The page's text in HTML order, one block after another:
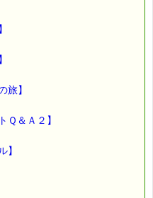
旅】
Ｑ＆Ａ２】
】